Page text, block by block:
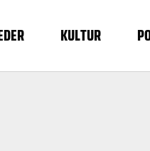
KULTUR